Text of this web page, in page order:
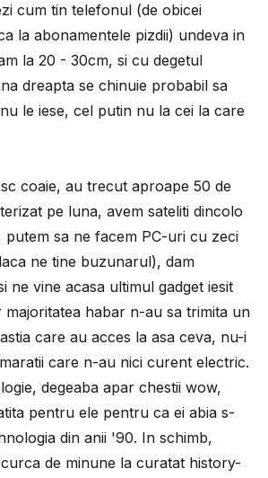
cum tin telefonul (de obicei
la abonamentele pizdii) undeva in
la 20 - 30cm, si cu degetul
dreapta se chinuie probabil sa
le iese, cel putin nu la cei la care
coaie, au trecut aproape 50 de
pe luna, avem sateliti dincolo
putem sa ne facem PC-uri cu zeci
ne tine buzunarul), dam
ne vine acasa ultimul gadget iesit
majoritatea habar n-au sa trimita un
care au acces la asa ceva, nu-i
care n-au nici curent electric.
degeaba apar chestii wow,
pentru ele pentru ca ei abia s-
din anii '90. In schimb,
de minune la curatat history-